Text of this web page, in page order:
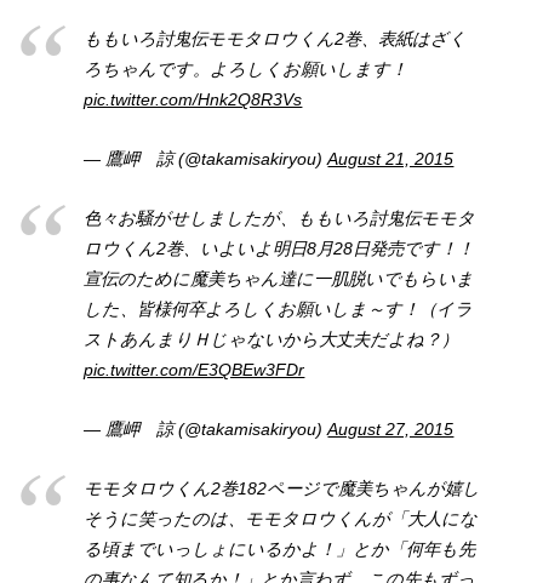
ももいろ討鬼伝モモタロウくん2巻、表紙はざく
ろちゃんです。よろしくお願いします！
pic.twitter.com/Hnk2Q8R3Vs
— 鷹岬 諒 (@takamisakiryou)August 21, 2015
色々お騒がせしましたが、ももいろ討鬼伝モモタ
ロウくん2巻、いよいよ明日8月28日発売です！！
宣伝のために魔美ちゃん達に一肌脱いでもらいま
した、皆様何卒よろしくお願いしま～す！（イラ
ストあんまりＨじゃないから大丈夫だよね？）
pic.twitter.com/E3QBEw3FDr
— 鷹岬 諒 (@takamisakiryou)August 27, 2015
モモタロウくん2巻182ページで魔美ちゃんが嬉し
そうに笑ったのは、モモタロウくんが「大人にな
る頃までいっしょにいるかよ！」とか「何年も先